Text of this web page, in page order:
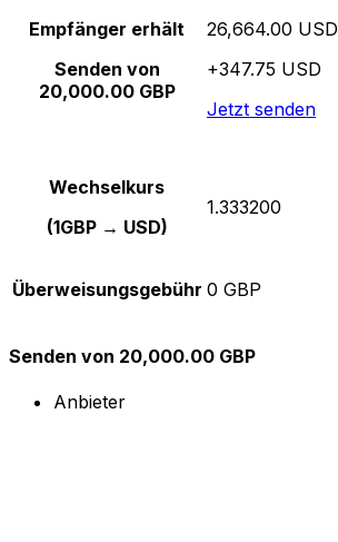
Empfänger erhält
Senden von
20,000.00 GBP
26,664.00 USD
+347.75 USD
Jetzt senden
Wechselkurs
(1GBP → USD)
1.333200
Überweisungsgebühr 0 GBP
Senden von 20,000.00 GBP
Anbieter